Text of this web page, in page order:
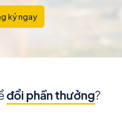
ký ngay
đổi phần thưởng?